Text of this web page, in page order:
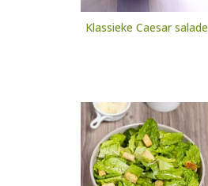
Klassieke Caesar salade